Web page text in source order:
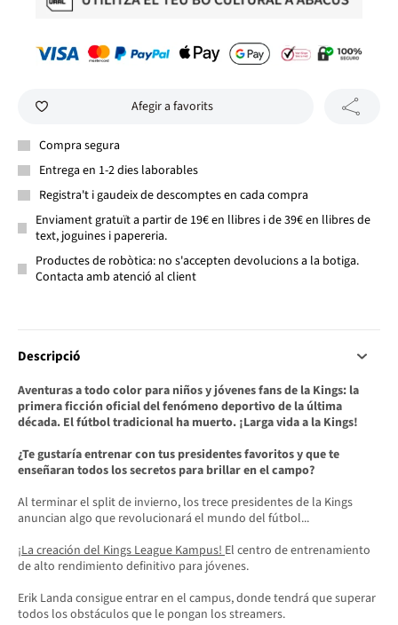
Afegir a favorits
Compra segura
Entrega en 1-2 dies laborables
Registra't i gaudeix de descomptes en cada compra
Enviament gratuït a partir de 19€ en llibres i de 39€ en llibres de
text, joguines i papereria.
Productes de robòtica: no s'accepten devolucions a la botiga.
Contacta amb atenció al client
Descripció
Aventuras a todo color para niños y jóvenes fans de la Kings: la
primera ficción oficial del fenómeno deportivo de la última
década. El fútbol tradicional ha muerto. ¡Larga vida a la Kings!
¿Te gustaría entrenar con tus presidentes favoritos y que te
enseñaran todos los secretos para brillar en el campo?
Al terminar el split de invierno, los trece presidentes de la Kings
anuncian algo que revolucionará el mundo del fútbol...
¡La creación del Kings League Kampus!El centro de entrenamiento
de alto rendimiento definitivo para jóvenes.
Erik Landa consigue entrar en el campus, donde tendrá que superar
todos los obstáculos que le pongan los streamers.